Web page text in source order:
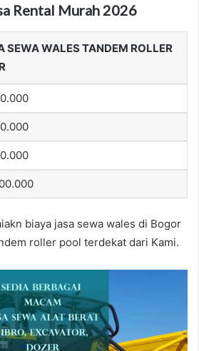
Rental Murah 2026
SEWA WALES TANDEM ROLLER
biaya jasa sewa wales di Bogor
roller pool terdekat dari Kami.